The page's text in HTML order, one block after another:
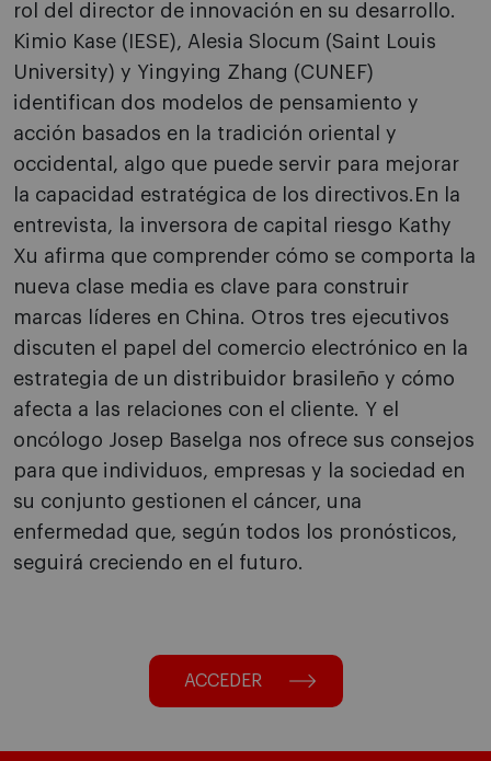
rol del director de innovación en su desarrollo.
Kimio Kase (IESE), Alesia Slocum (Saint Louis
University) y Yingying Zhang (CUNEF)
identifican dos modelos de pensamiento y
acción basados en la tradición oriental y
occidental, algo que puede servir para mejorar
la capacidad estratégica de los directivos.En la
entrevista, la inversora de capital riesgo Kathy
Xu afirma que comprender cómo se comporta la
nueva clase media es clave para construir
marcas líderes en China. Otros tres ejecutivos
discuten el papel del comercio electrónico en la
estrategia de un distribuidor brasileño y cómo
afecta a las relaciones con el cliente. Y el
oncólogo Josep Baselga nos ofrece sus consejos
para que individuos, empresas y la sociedad en
su conjunto gestionen el cáncer, una
enfermedad que, según todos los pronósticos,
seguirá creciendo en el futuro.
ACCEDER